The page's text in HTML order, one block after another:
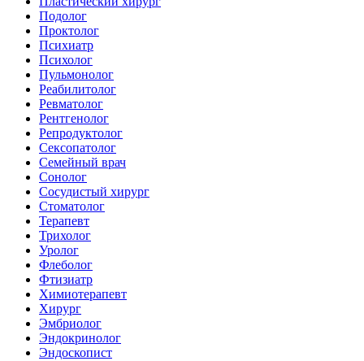
Подолог
Проктолог
Психиатр
Психолог
Пульмонолог
Реабилитолог
Ревматолог
Рентгенолог
Репродуктолог
Сексопатолог
Семейный врач
Сонолог
Сосудистый хирург
Стоматолог
Терапевт
Трихолог
Уролог
Флеболог
Фтизиатр
Химиотерапевт
Хирург
Эмбриолог
Эндокринолог
Эндоскопист